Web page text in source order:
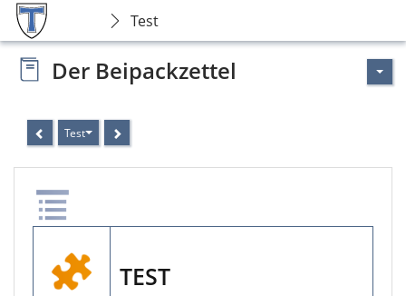
Test
Der Beipackzettel
Test
TEST